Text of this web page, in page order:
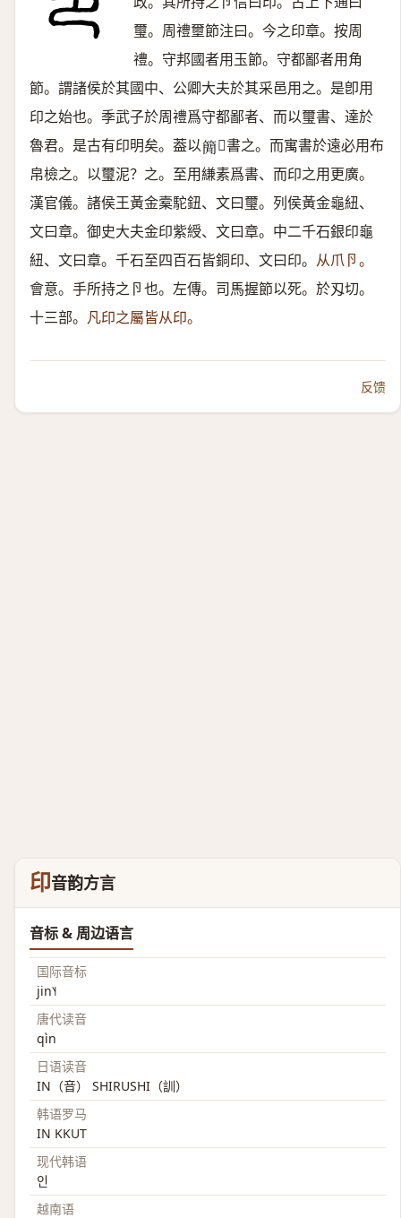
璽。周禮壐節注曰。今之印章。按周
禮。守邦國者用玉節。守都鄙者用角
節。謂諸侯於其國中、公卿大夫於其采邑用之。是卽用
印之始也。季武子於周禮爲守都鄙者、而以璽書、達於
魯君。是古有印明矣。葢以𥳑 書之。而寓書於遠必用布
帛檢之。以璽泥？之。至用縑素爲書、而印之用更廣。
漢官儀。諸侯王黃金槖駝鈕、文曰璽。列侯黃金龜紐、
文曰章。御史大夫金印紫綬、文曰章。中二千石銀印龜
紐、文曰章。千石至四百石皆銅印、文曰印。 从爪卪。
會意。手所持之卪也。左傳。司馬握節以死。於刄切。
十三部。 凡印之屬皆从印。
反馈
印音韵方言
音标 & 周边语言
国际音标
jin˥˧
唐代读音
qìn
日语读音
IN（音） SHIRUSHI（訓）
韩语罗马
IN KKUT
现代韩语
인
越南语